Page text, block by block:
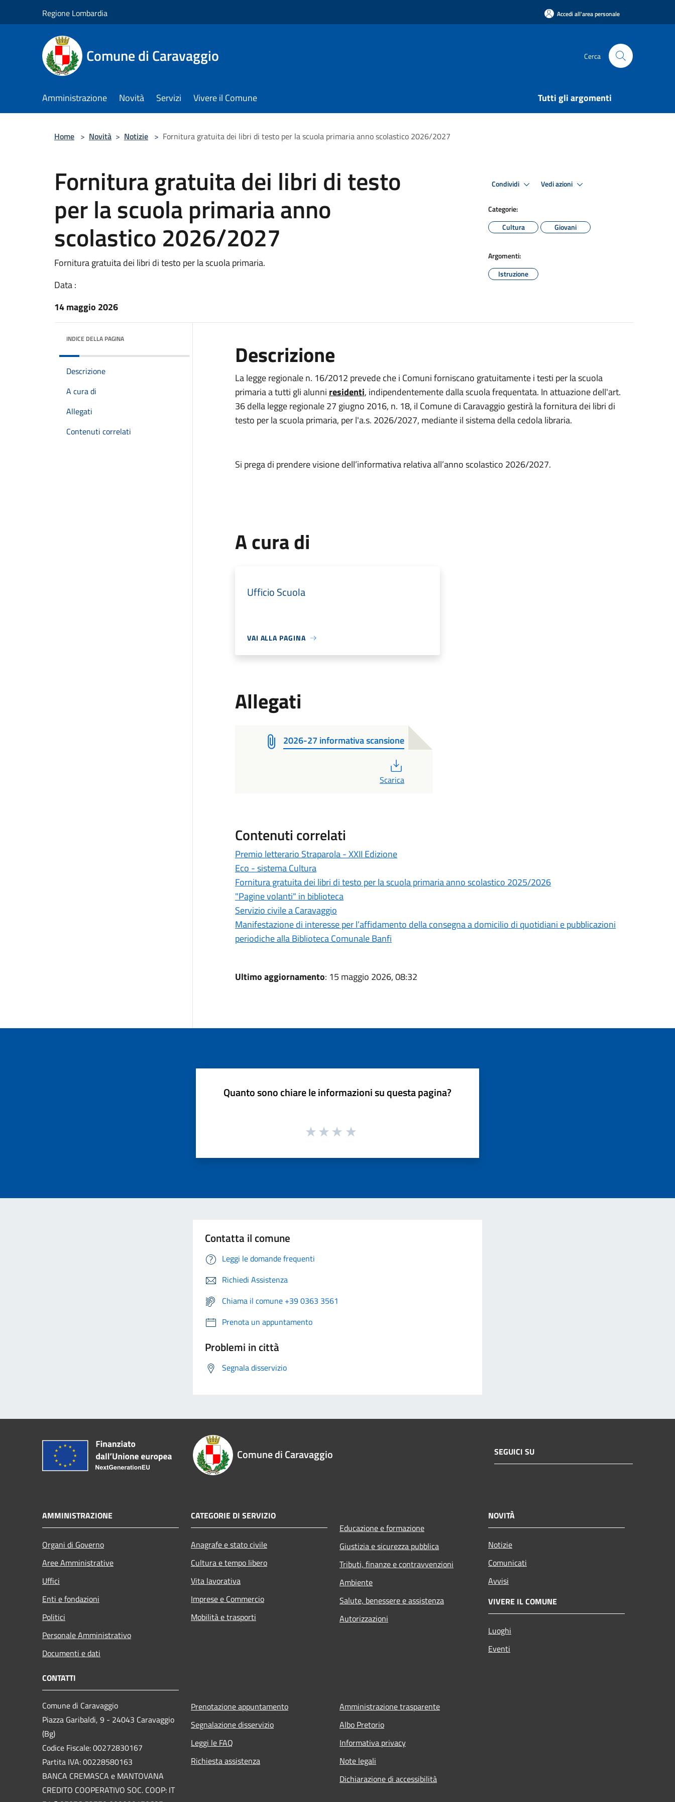
Regione Lombardia Accedi all'area personale
Comune di Caravaggio Cerca
Amministrazione Novità Servizi Vivere il Comune Tutti gli argomenti
Home > Novità > Notizie > Fornitura gratuita dei libri di testo per la scuola primaria anno scolastico 2026/2027
Fornitura gratuita dei libri di testo
per la scuola primaria anno
scolastico 2026/2027
Fornitura gratuita dei libri di testo per la scuola primaria.
Data :
14 maggio 2026
Condividi Vedi azioni
Categorie:
Cultura
Giovani
Argomenti:
Istruzione
INDICE DELLA PAGINA
Descrizione
A cura di
Allegati
Contenuti correlati
Descrizione
La legge regionale n. 16/2012 prevede che i Comuni forniscano gratuitamente i testi per la scuola
primaria a tutti gli alunni residenti, indipendentemente dalla scuola frequentata. In attuazione dell'art.
36 della legge regionale 27 giugno 2016, n. 18, il Comune di Caravaggio gestirà la fornitura dei libri di
testo per la scuola primaria, per l'a.s. 2026/2027, mediante il sistema della cedola libraria.
Si prega di prendere visione dell’informativa relativa all’anno scolastico 2026/2027.
A cura di
Ufficio Scuola
VAI ALLA PAGINA
Allegati
2026-27 informativa scansione
Scarica
Contenuti correlati
Premio letterario Straparola - XXII Edizione
Eco - sistema Cultura
Fornitura gratuita dei libri di testo per la scuola primaria anno scolastico 2025/2026
"Pagine volanti" in biblioteca
Servizio civile a Caravaggio
Manifestazione di interesse per l’affidamento della consegna a domicilio di quotidiani e pubblicazioni
periodiche alla Biblioteca Comunale Banfi
Ultimo aggiornamento: 15 maggio 2026, 08:32
Quanto sono chiare le informazioni su questa pagina?
Contatta il comune
Leggi le domande frequenti
Richiedi Assistenza
Chiama il comune +39 0363 3561
Prenota un appuntamento
Problemi in città
Segnala disservizio
Comune di Caravaggio SEGUICI SU
AMMINISTRAZIONE
Organi di Governo
Aree Amministrative
Uffici
Enti e fondazioni
Politici
Personale Amministrativo
Documenti e dati
CATEGORIE DI SERVIZIO
Anagrafe e stato civile
Cultura e tempo libero
Vita lavorativa
Imprese e Commercio
Mobilità e trasporti
Educazione e formazione
Giustizia e sicurezza pubblica
Tributi, finanze e contravvenzioni
Ambiente
Salute, benessere e assistenza
Autorizzazioni
NOVITÀ
Notizie
Comunicati
Avvisi
VIVERE IL COMUNE
Luoghi
Eventi
CONTATTI
Comune di Caravaggio
Piazza Garibaldi, 9 - 24043 Caravaggio
(Bg)
Codice Fiscale: 00272830167
Partita IVA: 00228580163
BANCA CREMASCA e MANTOVANA
CREDITO COOPERATIVO SOC. COOP: IT
Prenotazione appuntamento
Segnalazione disservizio
Leggi le FAQ
Richiesta assistenza
Amministrazione trasparente
Albo Pretorio
Informativa privacy
Note legali
Dichiarazione di accessibilità